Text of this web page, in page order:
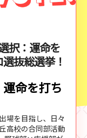
択：運命を
抜総選挙！
運命を打ち
場を目指し、日々
高校の合同部活動